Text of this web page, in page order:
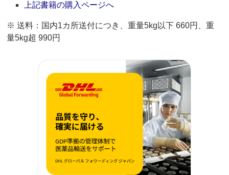
上記書籍の購入ページへ
※ 送料：国内1カ所送付につき、重量5kg以下 660円、重
量5kg超 990円